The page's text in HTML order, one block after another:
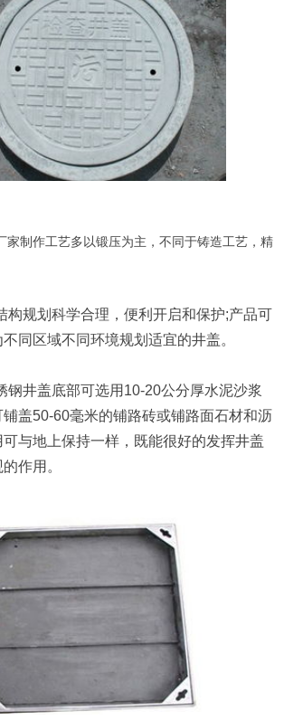
制作工艺多以锻压为主，不同于铸造工艺，精
规划科学合理，便利开启和保护;产品可
同区域不同环境规划适宜的井盖。
井盖底部可选用10-20公分厚水泥沙浆
盖50-60毫米的铺路砖或铺路面石材和沥
与地上保持一样，既能很好的发挥井盖
作用。